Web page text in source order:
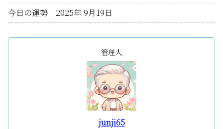
今日の運勢 2025年 9月19日
管理人
junji65